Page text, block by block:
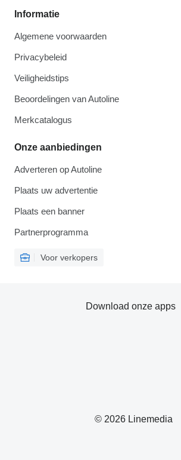
Informatie
Algemene voorwaarden
Privacybeleid
Veiligheidstips
Beoordelingen van Autoline
Merkcatalogus
Onze aanbiedingen
Adverteren op Autoline
Plaats uw advertentie
Plaats een banner
Partnerprogramma
Voor verkopers
© 2026 Linemedia
Download onze apps